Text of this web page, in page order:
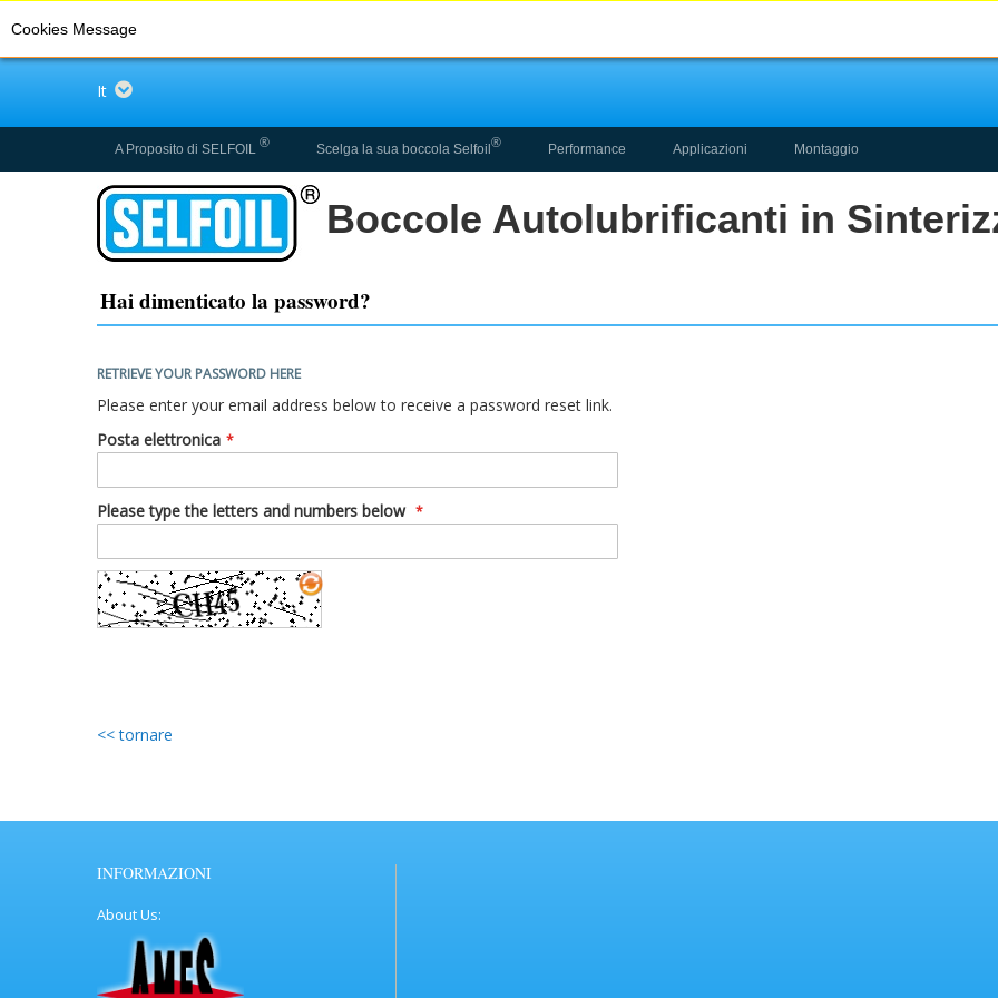
Cookies Message
Language
It
A Proposito di SELFOIL ® Scelga la sua boccola Selfoil® Performance Applicazioni Montaggio
Boccole Autolubrificanti in
Hai dimenticato la password?
RETRIEVE YOUR PASSWORD HERE
Please enter your email address below to receive a password reset link.
Posta elettronica
Please type the letters and numbers below
tornare
INFORMAZIONI
About Us